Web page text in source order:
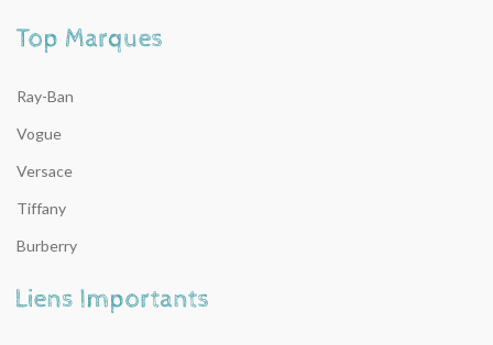
Ray-Ban
Vogue
Versace
Tiffany
Burberry